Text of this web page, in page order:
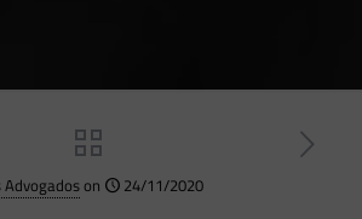
Advogadoson
24/11/2020